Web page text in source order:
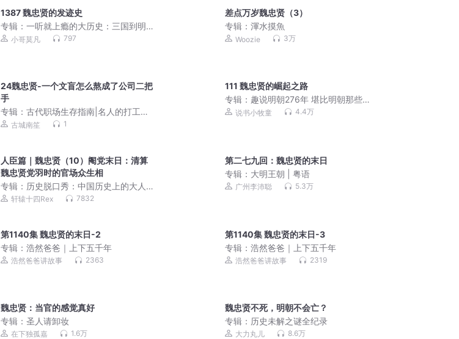
1387 魏忠贤的发迹史
专辑：一听就上瘾的大历史：三国到明
清 | 从历史看中美大国博弈智慧
小哥莫凡 797
差点万岁魏忠贤（3）
专辑：渾水摸魚
Woozie 3万
24魏忠贤-一个文盲怎么熬成了公司二把
手
专辑：古代职场生存指南|名人的打工日
常 古城南笙 1
111 魏忠贤的崛起之路
专辑： 趣说明朝276年 堪比明朝那些事
的有趣明朝史
说书小牧童 4.4万
人臣篇｜魏忠贤（10）阉党末日：清算
魏忠贤党羽时的官场众生相
专辑： 历史脱口秀：中国历史上的大人
物 轩辕十四Rex 7832
第二七九回：魏忠贤的末日
专辑： 大明王朝 | 粤语
广州李沛聪 5.3万
第1140集 魏忠贤的末日-2
专辑：浩然爸爸｜上下五千年
浩然爸爸讲故事 2363
第1140集 魏忠贤的末日-3
专辑：浩然爸爸｜上下五千年
浩然爸爸讲故事 2319
魏忠贤：当官的感觉真好
专辑：圣人请卸妆
在下独孤嘉 1.6万
魏忠贤不死，明朝不会亡？
专辑： 历史未解之谜全纪录
大力丸儿 8.6万